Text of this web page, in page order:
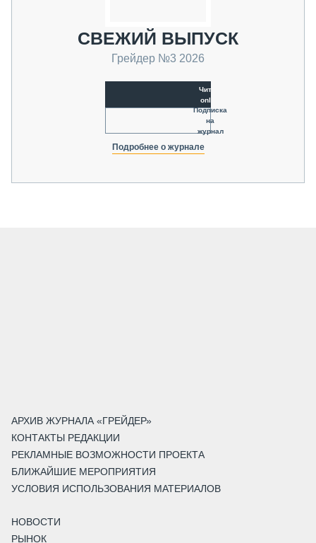
СВЕЖИЙ ВЫПУСК
Грейдер №3 2026
Читать
online
Подписка
на
журнал
Подробнее о журнале
АРХИВ ЖУРНАЛА «ГРЕЙДЕР»
КОНТАКТЫ РЕДАКЦИИ
РЕКЛАМНЫЕ ВОЗМОЖНОСТИ ПРОЕКТА
БЛИЖАЙШИЕ МЕРОПРИЯТИЯ
УСЛОВИЯ ИСПОЛЬЗОВАНИЯ МАТЕРИАЛОВ
НОВОСТИ
РЫНОК